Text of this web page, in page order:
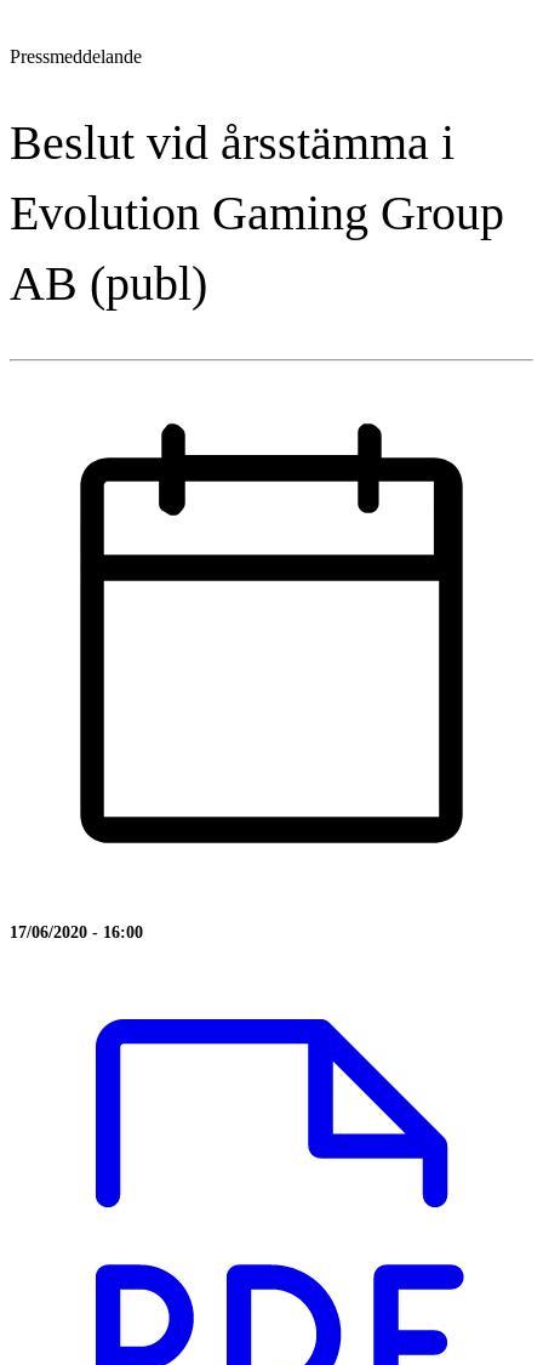
Pressmeddelande
Beslut vid årsstämma i
Evolution Gaming Group
AB (publ)
17/06/2020 - 16:00